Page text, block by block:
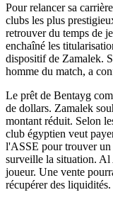
Pour relancer sa
clubs les plus
retrouver du temps de
enchaîné les
dispositif de Zamalek.
homme du match, a
Le prêt de Bentayg
de dollars. Zamalek
montant réduit. Selon
club égyptien veut
l'ASSE pour trouver un
surveille la situation. Al
joueur. Une vente
récupérer des liquidités.